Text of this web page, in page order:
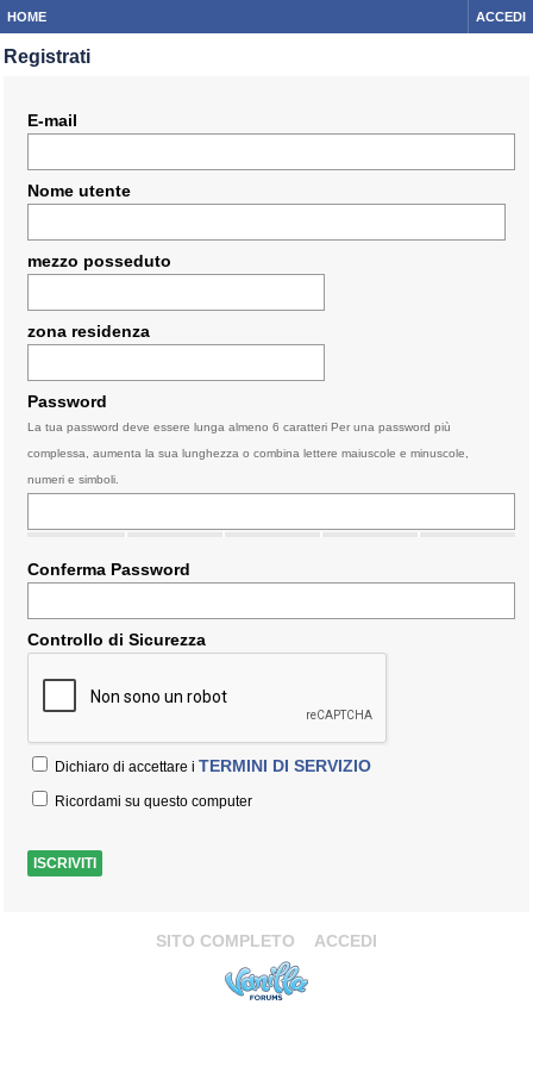
HOME ACCEDI
Registrati
E-mail
Nome utente
mezzo posseduto
zona residenza
Password
La tua password deve essere lunga almeno 6 caratteri Per una password più
complessa, aumenta la sua lunghezza o combina lettere maiuscole e minuscole,
numeri e simboli.
Conferma Password
Controllo di Sicurezza
Dichiaro di accettare i TERMINI DI SERVIZIO
Ricordami su questo computer
SITO COMPLETO ACCEDI